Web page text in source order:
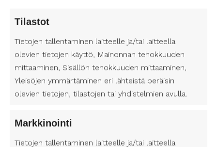
Tilastot
Tietojen tallentaminen laitteelle ja/tai laitteella
olevien tietojen käyttö, Mainonnan tehokkuuden
mittaaminen, Sisällön tehokkuuden mittaaminen,
Yleisöjen ymmärtäminen eri lähteistä peräisin
olevien tietojen, tilastojen tai yhdistelmien avulla.
Markkinointi
Tietojen tallentaminen laitteelle ja/tai laitteella
sosiaalipalveluihin, jossa arvioidaan henkilön avun
suunnitelma henkilökohtaisen avun
järjestämiseksi ja määritellään palvelusetelin arvo.
On tärkeää muistaa, että palvelusetelin saajalla
on oikeus valita itselleen sopivin palveluntuottaja
hyväksyttyjen palveluntuottajien joukosta.